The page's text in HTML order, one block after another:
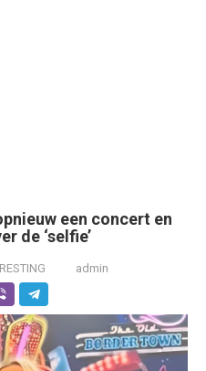
een concert en
de ‘selfie’
admin